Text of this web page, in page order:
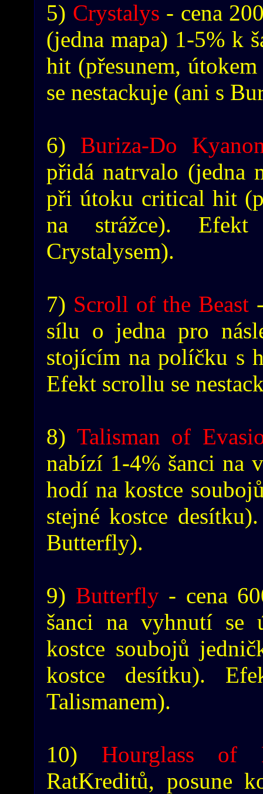
5) Crystalys - cena
(jedna mapa) 1-5% k
hit (přesunem,
se nestackuje (ani s
6) Buriza-Do
přidá natrvalo (jedna
při útoku critical hit
na strážce).
Crystalysem).
7) Scroll of the Beast
sílu o jedna pro
stojícím na políčku s
Efekt scrollu se
8) Talisman of
nabízí 1-4% šanci na
hodí na kostce
stejné kostce
Butterfly).
9) Butterfly- cena
šanci na vyhnutí se
kostce soubojů
kostce desítku).
Talismanem).
10) Hourglass of
RatKreditů, posune